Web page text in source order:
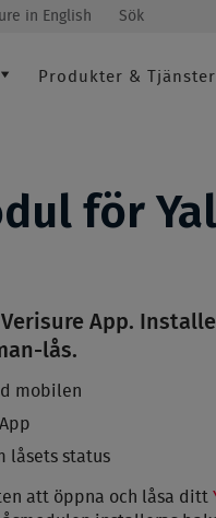
in English Sök
Produkter & Tjänster
för
App.
lås.
mobilen
låsets status
att öppna och låsa ditt